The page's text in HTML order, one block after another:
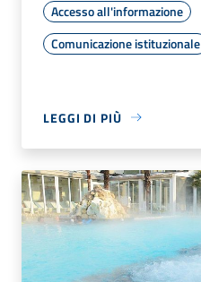
Accesso all'informazione
Comunicazione istituzionale
LEGGI DI PIÙ